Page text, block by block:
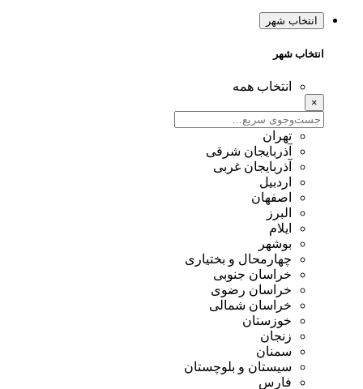
انتخاب شهر
انتخاب شهر
انتخاب همه
×
تهران
آذربایجان شرقی
آذربایجان غربی
اردبیل
اصفهان
البرز
ایلام
بوشهر
چهارمحال و بختیاری
خراسان جنوبی
خراسان رضوی
خراسان شمالی
خوزستان
زنجان
سمنان
سیستان و بلوچستان
فارس